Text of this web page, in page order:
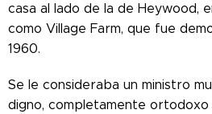
casa al lado de la de Heywood,
como Village Farm, que fue
1960.
Se le consideraba un ministro
digno, completamente ortodoxo